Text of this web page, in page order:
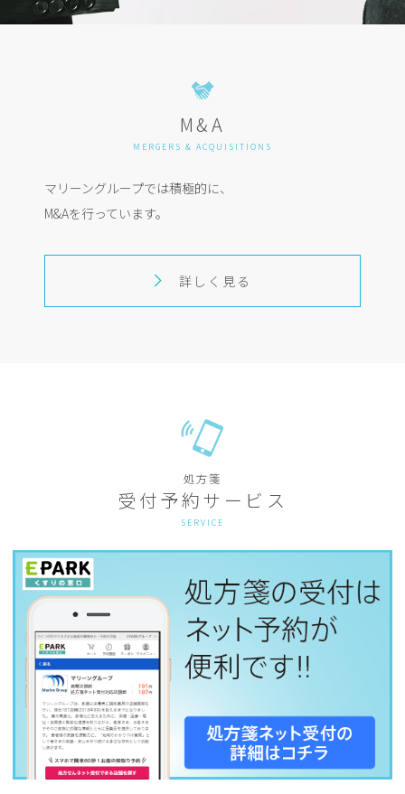
M&A
MERGERS & ACQUISITIONS
マリーングループでは積極的に、
M&Aを行っています。
詳しく見る
処方箋
受付予約サービス
SERVICE